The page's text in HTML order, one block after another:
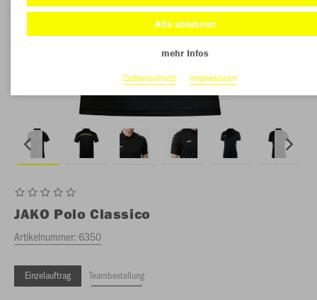
JAKO Polo Classico
Artikelnummer: 6350
Einzelauftrag Teambestellung
Alle ablehnen
mehr Infos
Datenschutz
Impressum